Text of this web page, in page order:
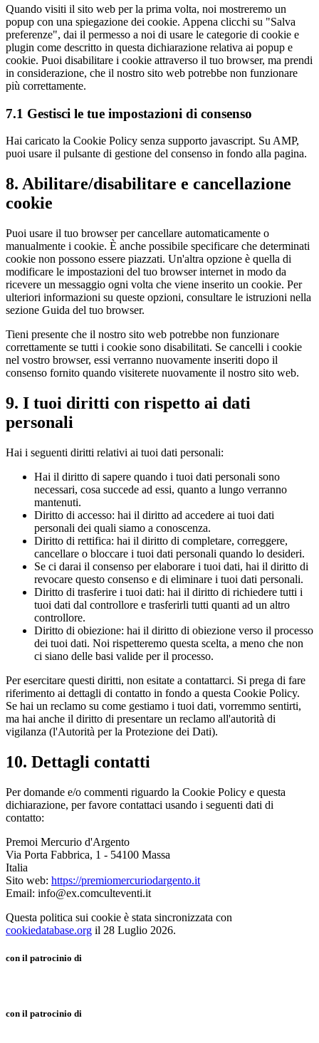
varie
Quando visiti il sito web per la prima volta, noi mostreremo un
popup con una spiegazione dei cookie. Appena clicchi su "Salva
preferenze", dai il permesso a noi di usare le categorie di cookie e
plugin come descritto in questa dichiarazione relativa ai popup e
cookie. Puoi disabilitare i cookie attraverso il tuo browser, ma prendi
in considerazione, che il nostro sito web potrebbe non funzionare
più correttamente.
7.1 Gestisci le tue impostazioni di consenso
Hai caricato la Cookie Policy senza supporto javascript. Su AMP,
puoi usare il pulsante di gestione del consenso in fondo alla pagina.
8. Abilitare/disabilitare e cancellazione
cookie
Puoi usare il tuo browser per cancellare automaticamente o
manualmente i cookie. È anche possibile specificare che determinati
cookie non possono essere piazzati. Un'altra opzione è quella di
modificare le impostazioni del tuo browser internet in modo da
ricevere un messaggio ogni volta che viene inserito un cookie. Per
ulteriori informazioni su queste opzioni, consultare le istruzioni nella
sezione Guida del tuo browser.
Tieni presente che il nostro sito web potrebbe non funzionare
correttamente se tutti i cookie sono disabilitati. Se cancelli i cookie
nel vostro browser, essi verranno nuovamente inseriti dopo il
consenso fornito quando visiterete nuovamente il nostro sito web.
9. I tuoi diritti con rispetto ai dati
personali
Hai i seguenti diritti relativi ai tuoi dati personali:
Hai il diritto di sapere quando i tuoi dati personali sono
necessari, cosa succede ad essi, quanto a lungo verranno
mantenuti.
Diritto di accesso: hai il diritto ad accedere ai tuoi dati
personali dei quali siamo a conoscenza.
Diritto di rettifica: hai il diritto di completare, correggere,
cancellare o bloccare i tuoi dati personali quando lo desideri.
Se ci darai il consenso per elaborare i tuoi dati, hai il diritto di
revocare questo consenso e di eliminare i tuoi dati personali.
Diritto di trasferire i tuoi dati: hai il diritto di richiedere tutti i
tuoi dati dal controllore e trasferirli tutti quanti ad un altro
controllore.
Diritto di obiezione: hai il diritto di obiezione verso il processo
dei tuoi dati. Noi rispetteremo questa scelta, a meno che non
ci siano delle basi valide per il processo.
Per esercitare questi diritti, non esitate a contattarci. Si prega di fare
riferimento ai dettagli di contatto in fondo a questa Cookie Policy.
Se hai un reclamo su come gestiamo i tuoi dati, vorremmo sentirti,
ma hai anche il diritto di presentare un reclamo all'autorità di
vigilanza (l'Autorità per la Protezione dei Dati).
10. Dettagli contatti
Per domande e/o commenti riguardo la Cookie Policy e questa
dichiarazione, per favore contattaci usando i seguenti dati di
contatto:
Premoi Mercurio d'Argento
Via Porta Fabbrica, 1 - 54100 Massa
Italia
Sito web: https://premiomercuriodargento.it
Email: info@ex.comculteventi.it
Questa politica sui cookie è stata sincronizzata con
cookiedatabase.org il 28 Luglio 2026.
con il patrocinio di
con il patrocinio di